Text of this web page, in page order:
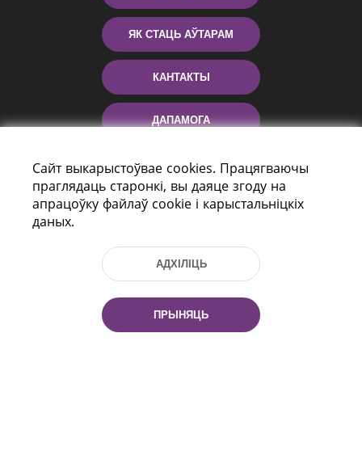
ЯК СТАЦЬ АЎТАРАМ
КАНТАКТЫ
ДАПАМОГА
праспект Незалежнасці 116
Тэл.: (+375 17) 368 37 37, Факс: (+375 17)
Сайт выкарыстоўвае cookies. Працягваючы
праглядаць старонкі, вы даяце згоду на
апрацоўку файлаў cookie і карыстальніцкіх
даных.
АДХІЛІЦЬ
ПРЫНЯЦЬ